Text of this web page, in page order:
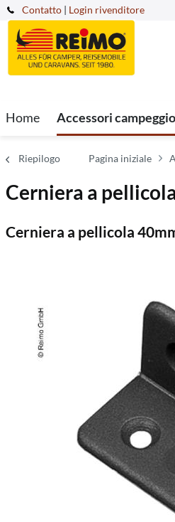
Contatto | Login rivenditore
Home Accessori campeggio
Riepilogo Pagina iniziale
Cerniera a
Cerniera a pellicola